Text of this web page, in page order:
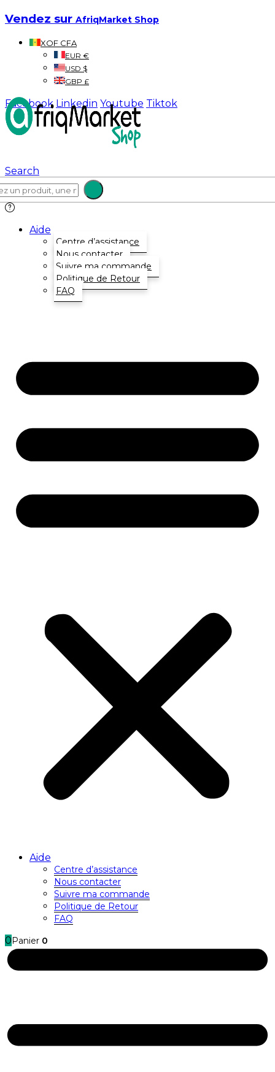
Vendez sur AfriqMarket Shop
XOF CFA
EUR €
USD $
GBP £
Facebook Linkedin Youtube Tiktok
Search
Aide
Centre d’assistance
Nous contacter
Suivre ma commande
Politique de Retour
FAQ
Aide
Centre d’assistance
Nous contacter
Suivre ma commande
Politique de Retour
FAQ
0 Panier 0